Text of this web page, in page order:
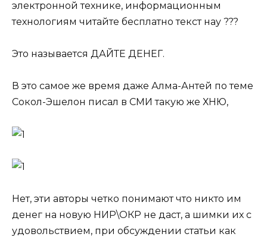
электронной технике, информационным
технологиям читайте бесплатно текст нау ???
Это называется ДАЙТЕ ДЕНЕГ.
В это самое же время даже Алма-Антей по теме
Сокол-Эшелон писал в СМИ такую же ХНЮ,
Нет, эти авторы четко понимают что никто им
денег на новую НИР\ОКР не даст, а шимки их с
удовольствием, при обсуждении статьи как